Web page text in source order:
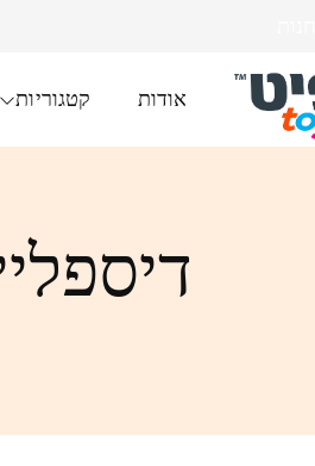
אודות קטגוריות
דיספליי סט